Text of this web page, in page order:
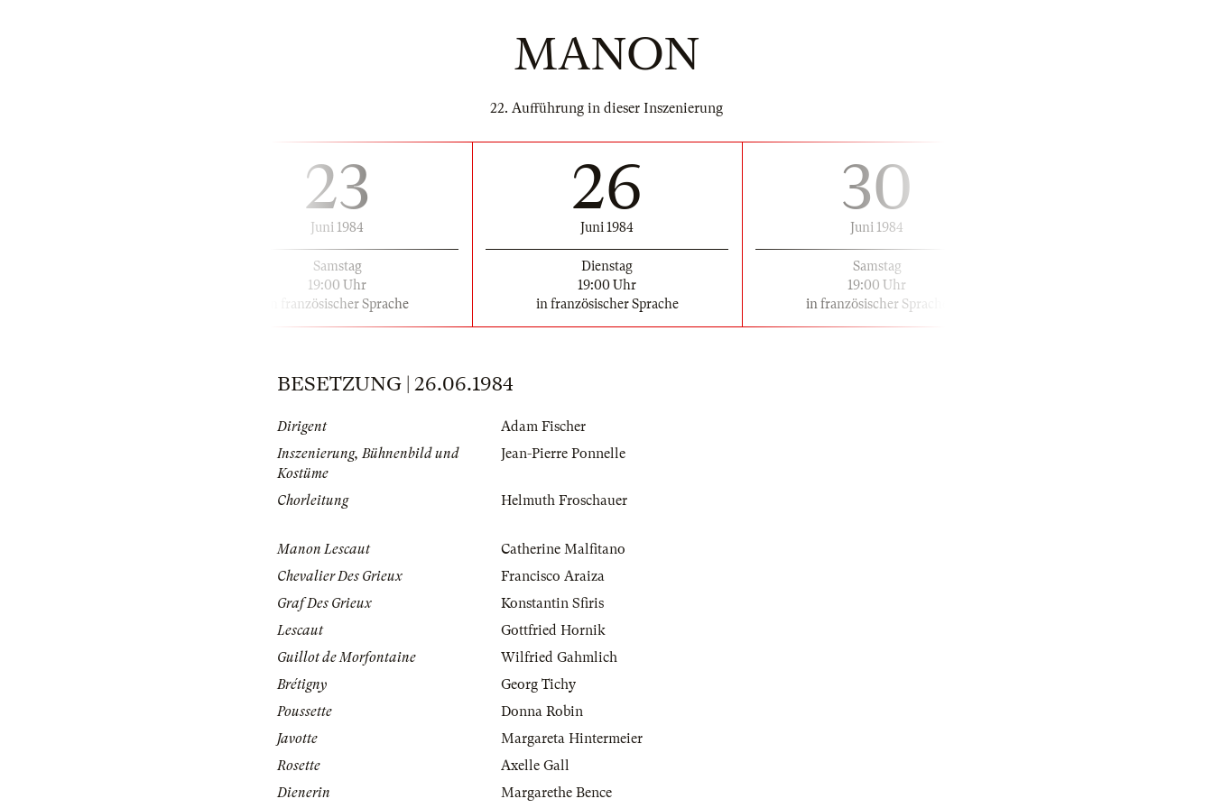
MANON
22. Aufführung in dieser Inszenierung
23
Juni 1984
Samstag
19:00 Uhr
in französischer Sprache
26
Juni 1984
Dienstag
19:00 Uhr
in französischer Sprache
30
Juni 1984
Samstag
19:00 Uhr
in französischer Sprache
BESETZUNG | 26.06.1984
Dirigent
Adam Fischer
Inszenierung, Bühnenbild und
Kostüme
Jean-Pierre Ponnelle
Chorleitung Helmuth Froschauer
Manon Lescaut
Catherine Malfitano
Chevalier Des Grieux
Francisco Araiza
Graf Des Grieux
Konstantin Sfiris
Lescaut
Gottfried Hornik
Guillot de Morfontaine
Wilfried Gahmlich
Brétigny
Georg Tichy
Poussette
Donna Robin
Javotte
Margareta Hintermeier
Rosette
Axelle Gall
Dienerin
Margarethe Bence